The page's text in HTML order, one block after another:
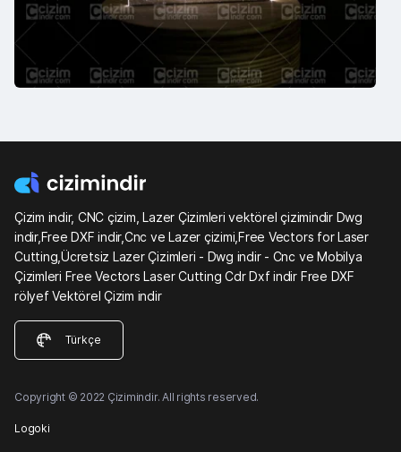
Çizim indir, CNC çizim, Lazer Çizimleri vektörel çizimindir Dwg
indir,Free DXF indir,Cnc ve Lazer çizimi,Free Vectors for Laser
Cutting,Ücretsiz Lazer Çizimleri - Dwg indir - Cnc ve Mobilya
Çizimleri Free Vectors Laser Cutting Cdr Dxf indir Free DXF
rölyef Vektörel Çizim indir
Türkçe
Copyright © 2022 Çizimindir. All rights reserved.
Logoki